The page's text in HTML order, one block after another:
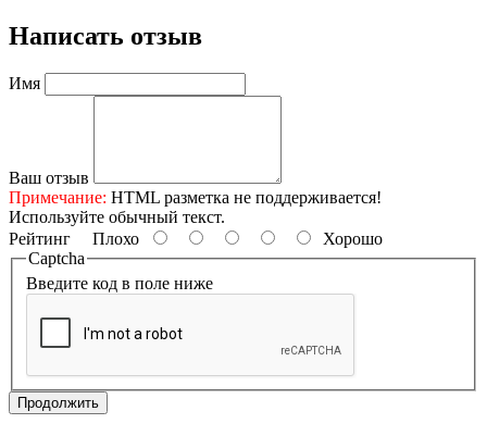
Написать отзыв
Имя
Ваш отзыв
Примечание: HTML разметка не поддерживается!
Используйте обычный текст.
Рейтинг Плохо
Хорошо
Captcha
Введите код в поле ниже
Продолжить